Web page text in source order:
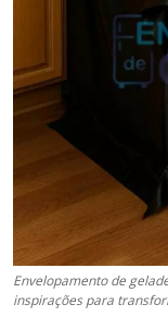
Envelopamento de
inspirações para